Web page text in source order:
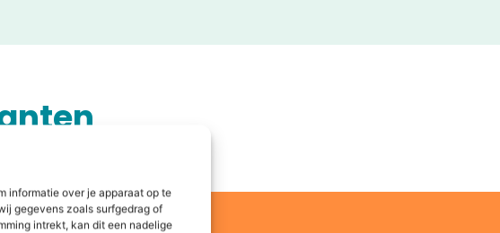
informatie over je apparaat op te
gegevens zoals surfgedrag of
intrekt, kan dit een nadelige